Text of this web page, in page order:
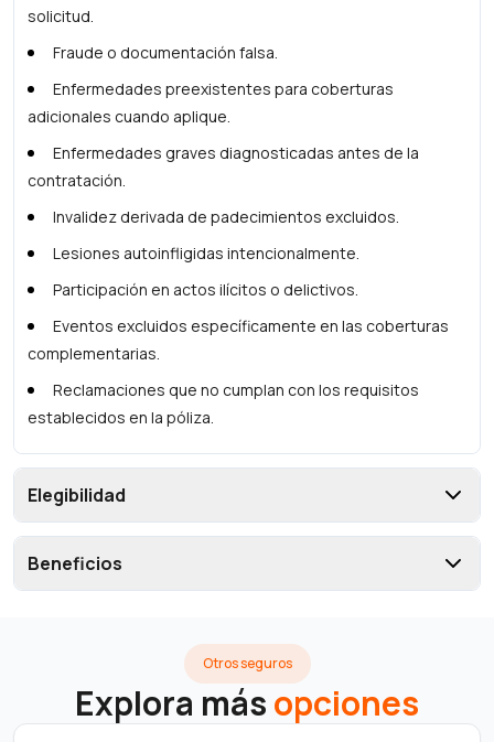
solicitud.
Fraude o documentación falsa.
Enfermedades preexistentes para coberturas
adicionales cuando aplique.
Enfermedades graves diagnosticadas antes de la
contratación.
Invalidez derivada de padecimientos excluidos.
Lesiones autoinfligidas intencionalmente.
Participación en actos ilícitos o delictivos.
Eventos excluidos específicamente en las coberturas
complementarias.
Reclamaciones que no cumplan con los requisitos
establecidos en la póliza.
Elegibilidad
Beneficios
Otros seguros
Explora másopciones